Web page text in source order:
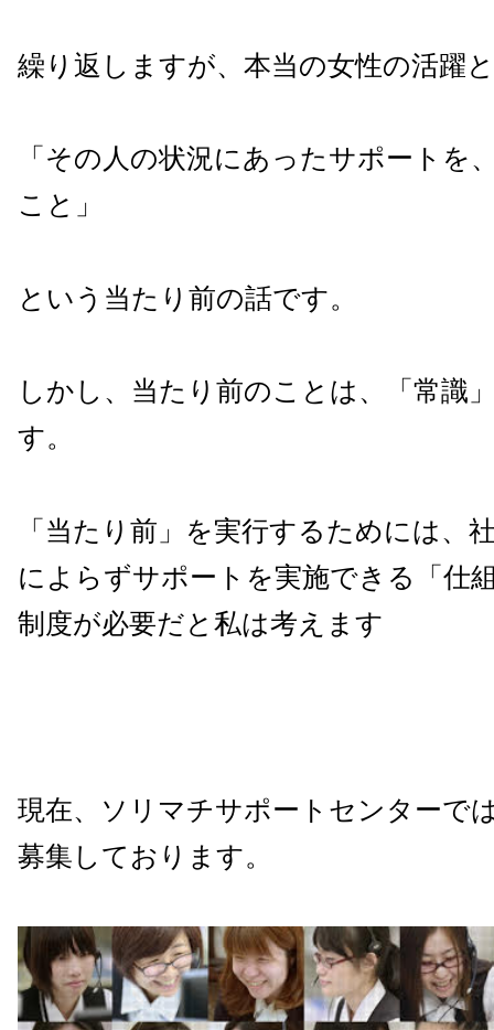
繰り返しますが、本当の女性の活躍
「その人の状況にあったサポートを
こと」
という当たり前の話です。
しかし、当たり前のことは、「常識
す。
「当たり前」を実行するためには、
によらずサポートを実施できる
「仕
制度が必要だと私は考えます
現在、ソリマチサポートセンターで
募集しております。